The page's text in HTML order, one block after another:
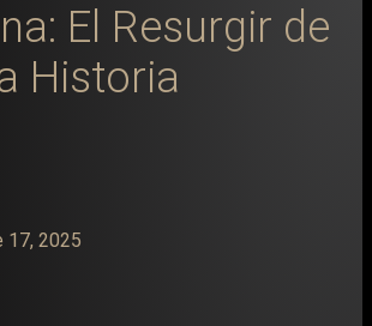
El Resurgir de
Historia
17, 2025